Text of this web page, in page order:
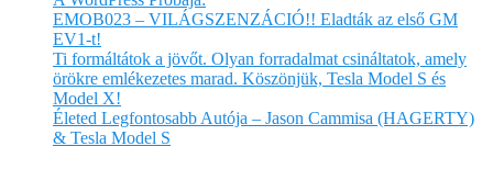
EMOB023 – VILÁGSZENZÁCIÓ!! Eladták az első GM
EV1-t!
Ti formáltátok a jövőt. Olyan forradalmat csináltatok, amely
örökre emlékezetes marad. Köszönjük, Tesla Model S és
Model X!
Életed Legfontosabb Autója – Jason Cammisa (HAGERTY)
& Tesla Model S